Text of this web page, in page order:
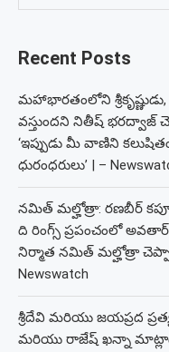
Recent Posts
మహాభారతంలోని
వస్తుందని నితీష్ భరద్వాజ్
‘ఇప్పుడు మీ వాణిని
ధురంధరులు’ | –
నమిత్ మల్హోత్రా: రణబీర్
ది రింగ్స్ ప్రపంచంలో అవతార్
నిర్మాత నమిత్ మల్హోత్రా
Newswatch
శ్రీదేవి మరియు జయప్రద
మరియు రాజేష్ ఖన్నా